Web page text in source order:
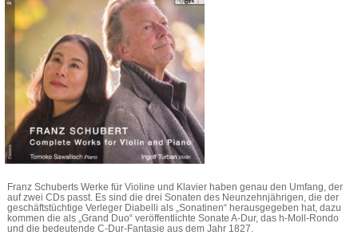
Franz Schuberts Werke für Violine und Klavier haben genau den Umfang, der
auf zwei CDs passt. Es sind die drei Sonaten des Neunzehnjährigen, die der
geschäftstüchtige Verleger Diabelli als „Sonatinen“ herausgegeben hat, dazu
kommen die als „Grand Duo“ veröffentlichte Sonate A-Dur, das h-Moll-Rondo
und die bedeutende C-Dur-Fantasie aus dem Jahr 1827.